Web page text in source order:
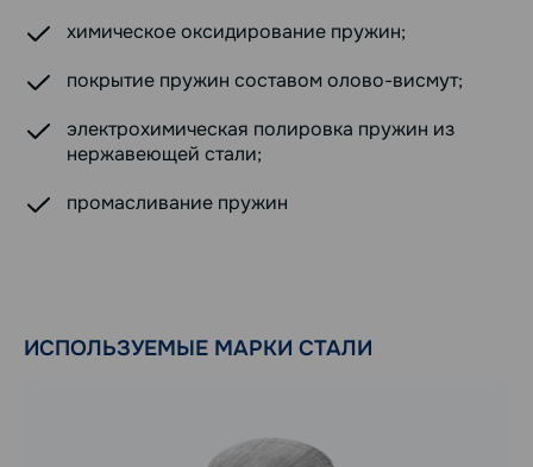
химическое оксидирование пружин;
покрытие пружин составом олово-висмут;
электрохимическая полировка пружин из
нержавеющей стали;
промасливание пружин
ИСПОЛЬЗУЕМЫЕ МАРКИ СТАЛИ